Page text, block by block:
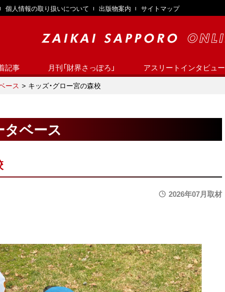
個人情報の取り扱いについて 出版物案内 サイトマップ
記事 月刊「財界さっぽろ」 アスリートインタビュー
ース キッズ・グロー宮の森校
ベース
2026年07月取材